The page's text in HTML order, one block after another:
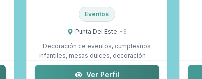
Eventos
Punta Del Este +3
Decoración de eventos, cumpleaños
infantiles, mesas dulces, decoración de
bodas ...
Ver Perfil